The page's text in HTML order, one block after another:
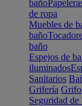
baño
de ropa
Muebles de
baño
baño
Espejos de
iluminados
Sanitarios
Grifería
Seguridad de